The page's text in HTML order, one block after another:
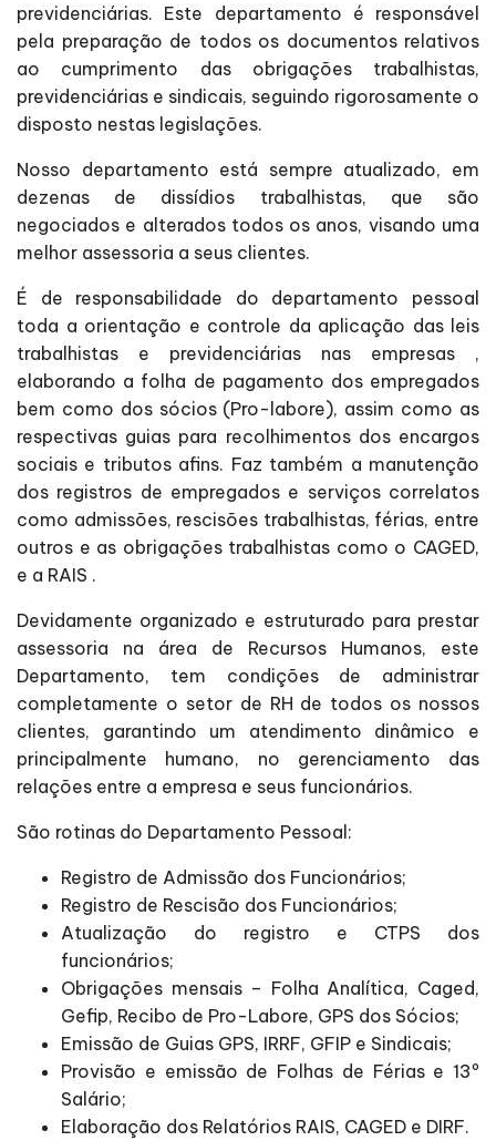
previdenciárias. Este departamento é responsável
pela preparação de todos os documentos relativos
ao cumprimento das obrigações trabalhistas,
previdenciárias e sindicais, seguindo rigorosamente o
disposto nestas legislações.
Nosso departamento está sempre atualizado, em
dezenas de dissídios trabalhistas, que são
negociados e alterados todos os anos, visando uma
melhor assessoria a seus clientes.
É de responsabilidade do departamento pessoal
toda a orientação e controle da aplicação das leis
trabalhistas e previdenciárias nas empresas ,
elaborando a folha de pagamento dos empregados
bem como dos sócios (Pro-labore), assim como as
respectivas guias para recolhimentos dos encargos
sociais e tributos afins. Faz também a manutenção
dos registros de empregados e serviços correlatos
como admissões, rescisões trabalhistas, férias, entre
outros e as obrigações trabalhistas como o CAGED,
e a RAIS .
Devidamente organizado e estruturado para prestar
assessoria na área de Recursos Humanos, este
Departamento, tem condições de administrar
completamente o setor de RH de todos os nossos
clientes, garantindo um atendimento dinâmico e
principalmente humano, no gerenciamento das
relações entre a empresa e seus funcionários.
São rotinas do Departamento Pessoal:
Registro de Admissão dos Funcionários;
Registro de Rescisão dos Funcionários;
Atualização do registro e CTPS dos
funcionários;
Obrigações mensais – Folha Analítica, Caged,
Gefip, Recibo de Pro-Labore, GPS dos Sócios;
Emissão de Guias GPS, IRRF, GFIP e Sindicais;
Provisão e emissão de Folhas de Férias e 13º
Salário;
Elaboração dos Relatórios RAIS, CAGED e DIRF.